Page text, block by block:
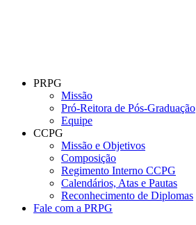
PRPG
Missão
Pró-Reitora de Pós-Graduação
Equipe
CCPG
Missão e Objetivos
Composição
Regimento Interno CCPG
Calendários, Atas e Pautas
Reconhecimento de Diplomas
Fale com a PRPG